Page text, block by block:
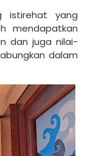
istirehat yang
mendapatkan
dan juga nilai-
dalam